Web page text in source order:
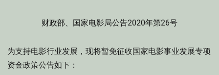
财政部、国家电影局公告2020年第26号
为支持电影行业发展，现将暂免征收国家电影事业发展专项
资金政策公告如下：